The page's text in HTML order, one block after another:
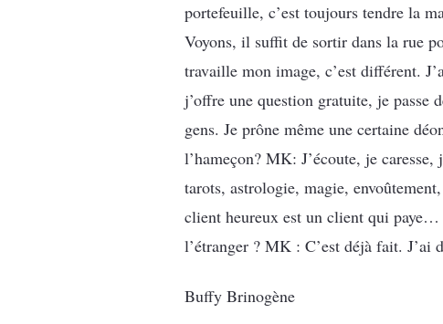
portefeuille, c’est toujours tendre la
Voyons, il suffit de sortir dans la rue
travaille mon image, c’est différent.
j’offre une question gratuite, je passe
gens. Je prône même une certaine
l’hameçon? MK: J’écoute, je
tarots, astrologie, magie,
client heureux est un client qui paye…
l’étranger ? MK : C’est déjà fait. J’ai
Buffy Brinogène